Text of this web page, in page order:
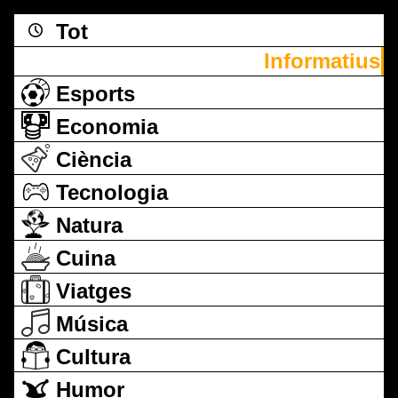
Tot
Informatius
Esports
Economia
Ciència
Tecnologia
Natura
Cuina
Viatges
Música
Cultura
Humor